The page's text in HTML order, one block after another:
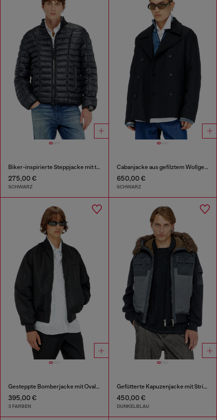
Biker-inspirierte Steppjacke mit tonalen Paspeln
275,00 €
SCHWARZ
Cabanjacke aus gefilztem Wollgemisch
650,00 €
SCHWARZ
Gesteppte Bomberjacke mit Oval-D-Stickerei
395,00 €
3 FARBEN
Gefütterte Kapuzenjacke mit Strickärmeln
450,00 €
DUNKELBLAU